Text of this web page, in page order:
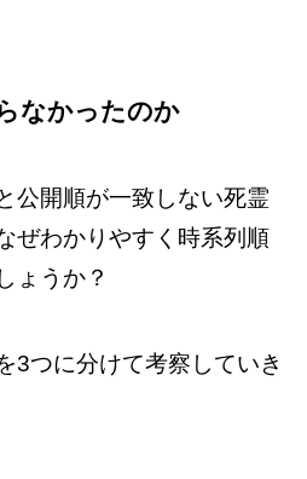
なかったのか
公開順が一致しない死霊
ぜわかりやすく時系列順
ょうか？
3つに分けて考察していき